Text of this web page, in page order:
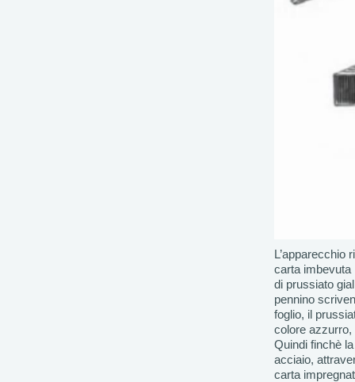
L’apparecchio
carta imbevuta
di prussiato
pennino
foglio, il
colore
Quindi finchè
acciaio,
carta